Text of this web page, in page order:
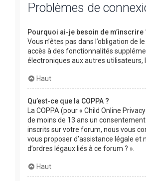
Problèmes de
Pourquoi ai-je besoin de m’inscrire
Vous n’êtes pas dans l’obligation
accès à des fonctionnalités
électroniques aux autres utilisateurs,
Haut
Qu’est-ce que la COPPA ?
La COPPA (pour « Child Online
de moins de 13 ans un
inscrits sur votre forum, nous vous
vous proposer d’assistance légale et
d’ordres légaux liés à ce forum ? ».
Haut